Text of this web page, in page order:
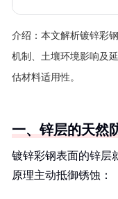
介绍： 本文解析镀锌彩
机制、土壤环境影响及
估材料适用性。
一、锌层的天然
镀锌彩钢表面的锌层
原理主动抵御锈蚀：